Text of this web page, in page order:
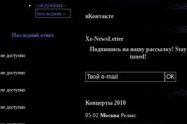
следующая ›
последняя »
Последний ответ
не доступно
не доступно
не доступно
не доступно
вКонтакте
Xe-NewsLetter
Подпишись на нашу рассылку! Stay
tuned!
Концерты 2010
05.02 Москва Релакс